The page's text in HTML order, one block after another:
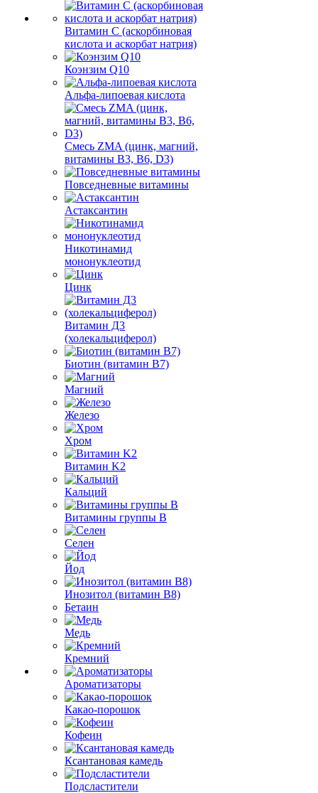
Витамин C (аскорбиновая
кислота и аскорбат натрия)
Коэнзим Q10
Альфа-липоевая кислота
Смесь ZMA (цинк, магний,
витамины B3, B6, D3)
Повседневные витамины
Астаксантин
Никотинамид
мононуклеотид
Цинк
Витамин Д3
(холекальциферол)
Биотин (витамин B7)
Магний
Железо
Хром
Витамин K2
Кальций
Витамины группы B
Селен
Йод
Инозитол (витамин B8)
Бетаин
Медь
Кремний
Ароматизаторы
Какао-порошок
Кофеин
Ксантановая камедь
Подсластители